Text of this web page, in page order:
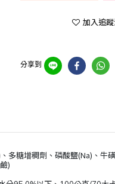
加入追
分享到
糖增稠劑、磷酸鹽(Na)、牛
)